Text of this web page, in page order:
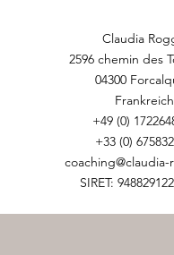
Claudia
2596 chemin des
04300
Frankreich
+49 (0)
+33 (0)
SIRET: